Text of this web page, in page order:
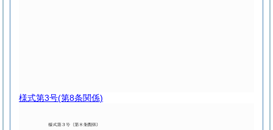
様式第3号(第8条関係)